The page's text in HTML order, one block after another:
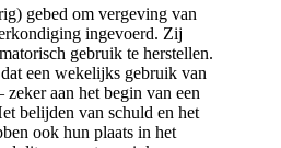
gebed om vergeving van
ingevoerd. Zij
gebruik te herstellen.
een wekelijks gebruik van
aan het begin van een
belijden van schuld en het
ook hun plaats in het